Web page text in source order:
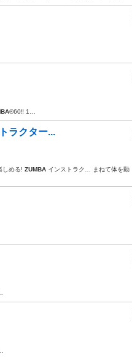
®︎60‼️ 1…
ラクター...
める! ZUMBA インストラク… まねて体を動